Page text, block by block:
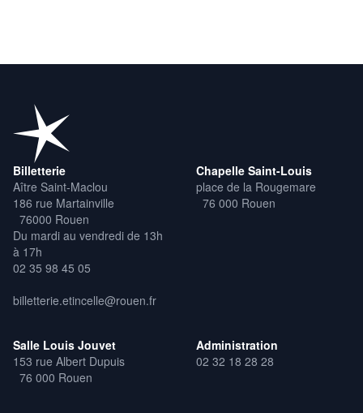
Billetterie
Aître Saint-Maclou
186 rue Martainville
76000 Rouen
Du mardi au vendredi de 13h
à 17h
02 35 98 45 05
billetterie.etincelle@rouen.fr
Chapelle Saint-Louis
place de la Rougemare
76 000 Rouen
Salle Louis Jouvet
153 rue Albert Dupuis
76 000 Rouen
Administration
02 32 18 28 28